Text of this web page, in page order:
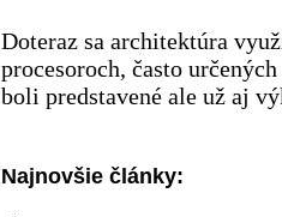
Doteraz sa architektúra
procesoroch, často
boli predstavené ale už aj
Najnovšie články: